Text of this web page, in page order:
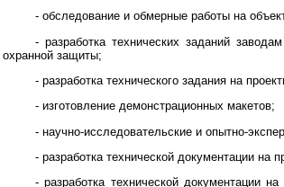
- обследование и обмерные работы на
- разработка технических заданий
охранной защиты;
- разработка технического задания на
- изготовление демонстрационных макетов;
- научно-исследовательские и опытно-
- разработка технической документации на
- разработка технической документации